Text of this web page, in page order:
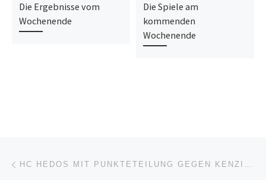
Die Ergebnisse vom
Wochenende
Die Spiele am
kommenden
Wochenende
Beitragsnavigation HC HEDOS MIT PUNKTETEILUNG GEGEN KENZINGEN